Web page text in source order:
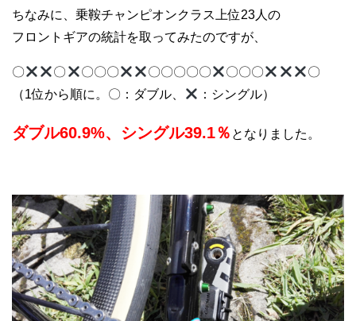
ちなみに、乗鞍チャンピオンクラス上位23人の
フロントギアの統計を取ってみたのですが、
〇 〇 〇〇〇 〇〇〇〇〇 〇〇〇
〇
（1位から順に。〇：ダブル、
：シングル）
ダブル60.9%、シングル39.1％ となりました。